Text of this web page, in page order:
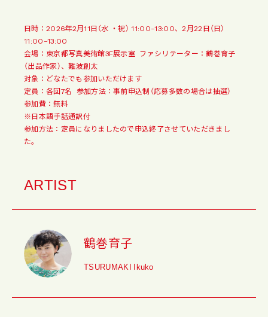
日時：2026年2月11日（水 ・祝） 11:00–13:00、2月22日（日）
11:00–13:00
会場：東京都写真美術館3F展示室 ファシリテーター：鶴巻育子
（出品作家）、難波創太
対象：どなたでも参加いただけます
定員：各回7名 参加方法：事前申込制（応募多数の場合は抽選）
参加費：無料
※日本語手話通訳付
参加方法：定員になりましたので申込終了させていただきまし
た。
ARTIST
鶴巻育子
TSURUMAKI Ikuko